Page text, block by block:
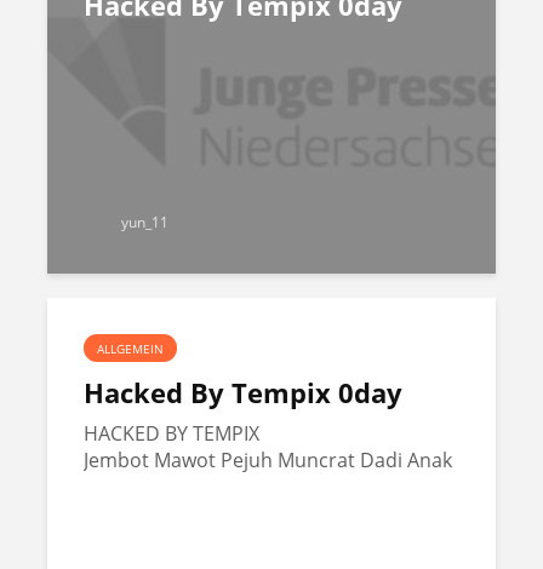
yun_11
ALLGEMEIN
Hacked By Tempix 0day
HACKED BY TEMPIX
Jembot Mawot Pejuh Muncrat Dadi Anak